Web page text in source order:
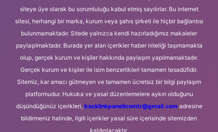
siteye üye olarak bu sorumluluğu kabul etmiş sayılırlar. Bu internet
sitesi, herhangi bir marka, kurum veya şahıs şirketi ile hiçbir bağlantısı
bulunmamaktadır. Sitede yalnızca kendi hazırladığımız makaleler
paylaşılmaktadır. Burada yer alan içerikler haber niteliği taşımamakta
olup, gerçek kurum ve kişiler hakkında paylaşım yapılmamaktadır.
Gerçek kurum ve kişiler ile isim benzerlikleri tamamen tesadüfidir.
Sitemiz, kar amacı gütmeyen ve tamamen ücretsiz bir bilgi paylaşım
platformudur. Hukuka ve yasal düzenlemelere aykırı olduğunu
düşündüğünüz içerikleri, backlinkpanelicomtr@gmail.comadresine
bildirmeniz halinde, ilgili içerikler yasal süre içerisinde sitemizden
kaldırılacaktır.